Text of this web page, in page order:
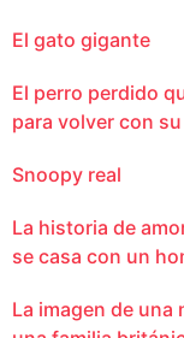
El gato gigante
El perro perdido
para volver con
Snoopy real
La historia de
se casa con un
La imagen de una